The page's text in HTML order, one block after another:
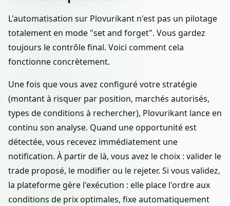
L'automatisation sur Plovurikant n'est pas un pilotage
totalement en mode "set and forget". Vous gardez
toujours le contrôle final. Voici comment cela
fonctionne concrètement.
Une fois que vous avez configuré votre stratégie
(montant à risquer par position, marchés autorisés,
types de conditions à rechercher), Plovurikant lance en
continu son analyse. Quand une opportunité est
détectée, vous recevez immédiatement une
notification. À partir de là, vous avez le choix : valider le
trade proposé, le modifier ou le rejeter. Si vous validez,
la plateforme gère l'exécution : elle place l'ordre aux
conditions de prix optimales, fixe automatiquement